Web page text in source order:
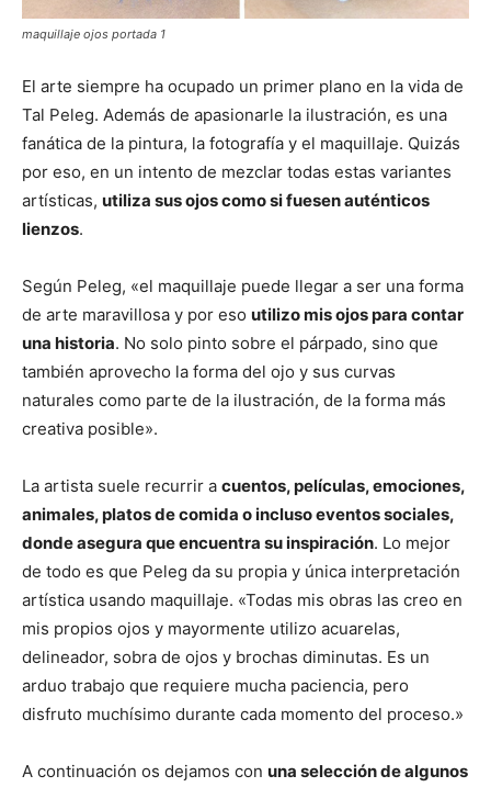
maquillaje ojos portada 1
El arte siempre ha ocupado un primer plano en la vida de
Tal Peleg. Además de apasionarle la ilustración, es una
fanática de la pintura, la fotografía y el maquillaje. Quizás
por eso, en un intento de mezclar todas estas variantes
artísticas, utiliza sus ojos como si fuesen auténticos
lienzos.
Según Peleg, «el maquillaje puede llegar a ser una forma
de arte maravillosa y por eso utilizo mis ojos para contar
una historia. No solo pinto sobre el párpado, sino que
también aprovecho la forma del ojo y sus curvas
naturales como parte de la ilustración, de la forma más
creativa posible».
La artista suele recurrir a cuentos, películas, emociones,
animales, platos de comida o incluso eventos sociales,
donde asegura que encuentra su inspiración. Lo mejor
de todo es que Peleg da su propia y única interpretación
artística usando maquillaje. «Todas mis obras las creo en
mis propios ojos y mayormente utilizo acuarelas,
delineador, sobra de ojos y brochas diminutas. Es un
arduo trabajo que requiere mucha paciencia, pero
disfruto muchísimo durante cada momento del proceso.»
A continuación os dejamos con una selección de algunos